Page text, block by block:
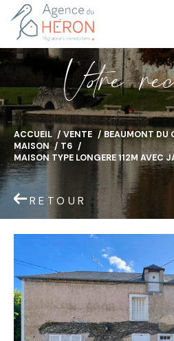
Vore re
ACCUEIL VENTE
BEAUMONT DU
MAISON
T6
MAISON TYPE LONGERE 112M AVEC
RETOUR